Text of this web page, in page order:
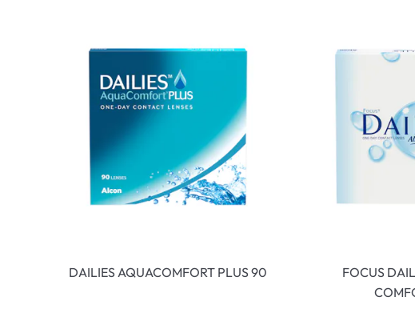
DAILIES AQUACOMFORT PLUS 90
FOCUS